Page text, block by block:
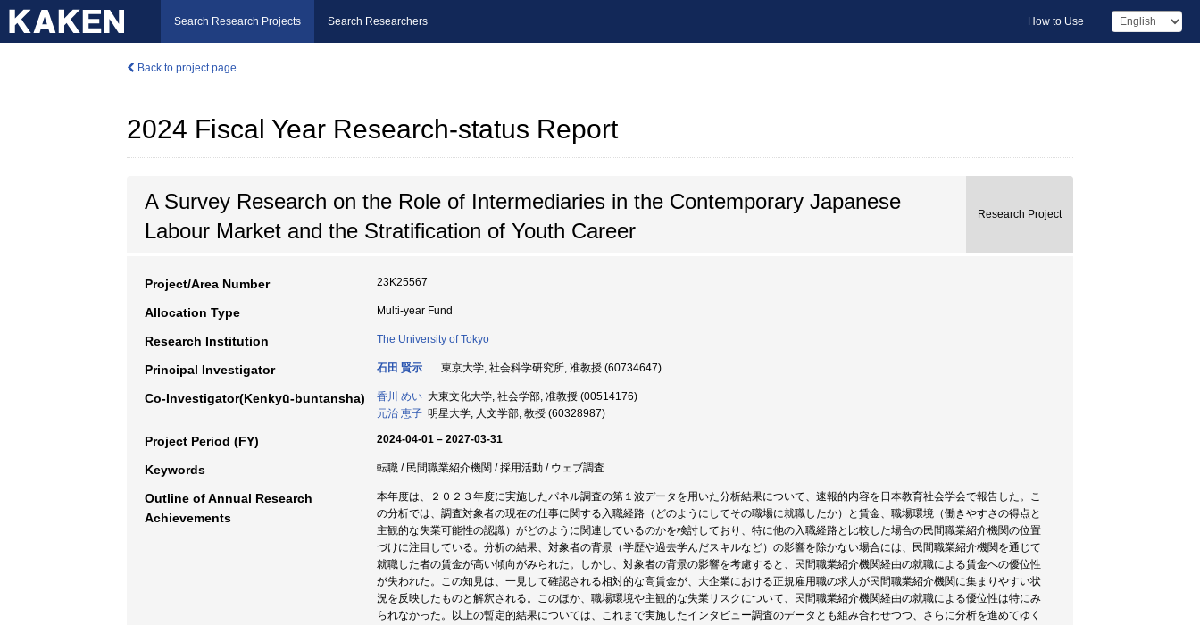
Search Research Projects Search Researchers How to Use
Back to project page
2024 Fiscal Year Research-status Report
A Survey Research on the Role of Intermediaries in the Contemporary Japanese
Labour Market and the Stratification of Youth Career
Research Project
Project/Area Number 23K25567
Allocation Type Multi-year Fund
Research Institution The University of Tokyo
Principal Investigator 石田 賢示 東京大学, 社会科学研究所, 准教授 (60734647)
Co-Investigator(Kenkyū-buntansha) 香川 めい 大東文化大学, 社会学部, 准教授 (00514176)
元治 恵子 明星大学, 人文学部, 教授 (60328987)
Project Period (FY) 2024-04-01 – 2027-03-31
Keywords 転職 / 民間職業紹介機関 / 採用活動 / ウェブ調査
Outline of Annual Research
Achievements
本年度は、２０２３年度に実施したパネル調査の第１波データを用いた分析結果について、速報的内容を日本教育社会学会で報告した。こ
の分析では、調査対象者の現在の仕事に関する入職経路（どのようにしてその職場に就職したか）と賃金、職場環境（働きやすさの得点と
主観的な失業可能性の認識）がどのように関連しているのかを検討しており、特に他の入職経路と比較した場合の民間職業紹介機関の位置
づけに注目している。分析の結果、対象者の背景（学歴や過去学んだスキルなど）の影響を除かない場合には、民間職業紹介機関を通じて
就職した者の賃金が高い傾向がみられた。しかし、対象者の背景の影響を考慮すると、民間職業紹介機関経由の就職による賃金への優位性
が失われた。この知見は、一見して確認される相対的な高賃金が、大企業における正規雇用職の求人が民間職業紹介機関に集まりやすい状
況を反映したものと解釈される。このほか、職場環境や主観的な失業リスクについて、民間職業紹介機関経由の就職による優位性は特にみ
られなかった。以上の暫定的結果については、これまで実施したインタビュー調査のデータとも組み合わせつつ、さらに分析を進めてゆく